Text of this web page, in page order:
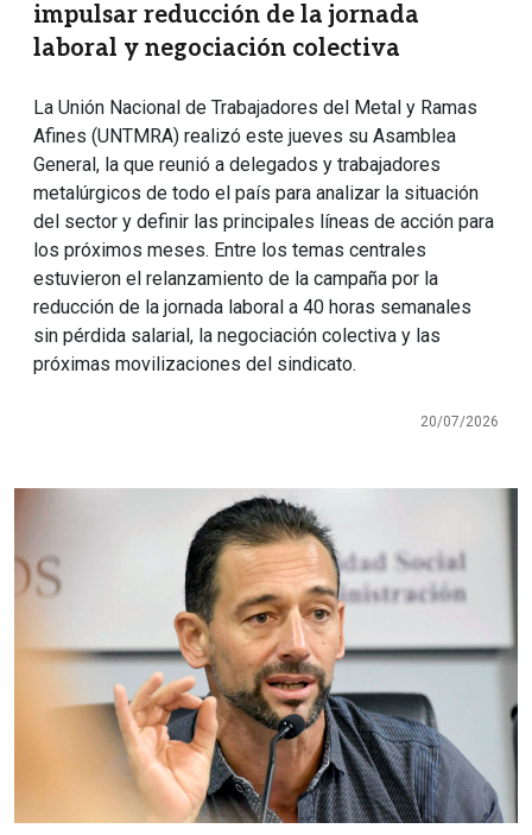
impulsar reducción de la jornada
laboral y negociación colectiva
La Unión Nacional de Trabajadores del Metal y Ramas
Afines (UNTMRA) realizó este jueves su Asamblea
General, la que reunió a delegados y trabajadores
metalúrgicos de todo el país para analizar la situación
del sector y definir las principales líneas de acción para
los próximos meses. Entre los temas centrales
estuvieron el relanzamiento de la campaña por la
reducción de la jornada laboral a 40 horas semanales
sin pérdida salarial, la negociación colectiva y las
próximas movilizaciones del sindicato.
20/07/2026